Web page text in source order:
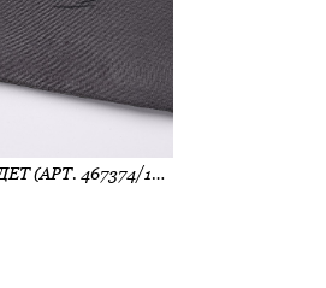
ШАПКА ДЕТ (АРТ. 467374/1РП)